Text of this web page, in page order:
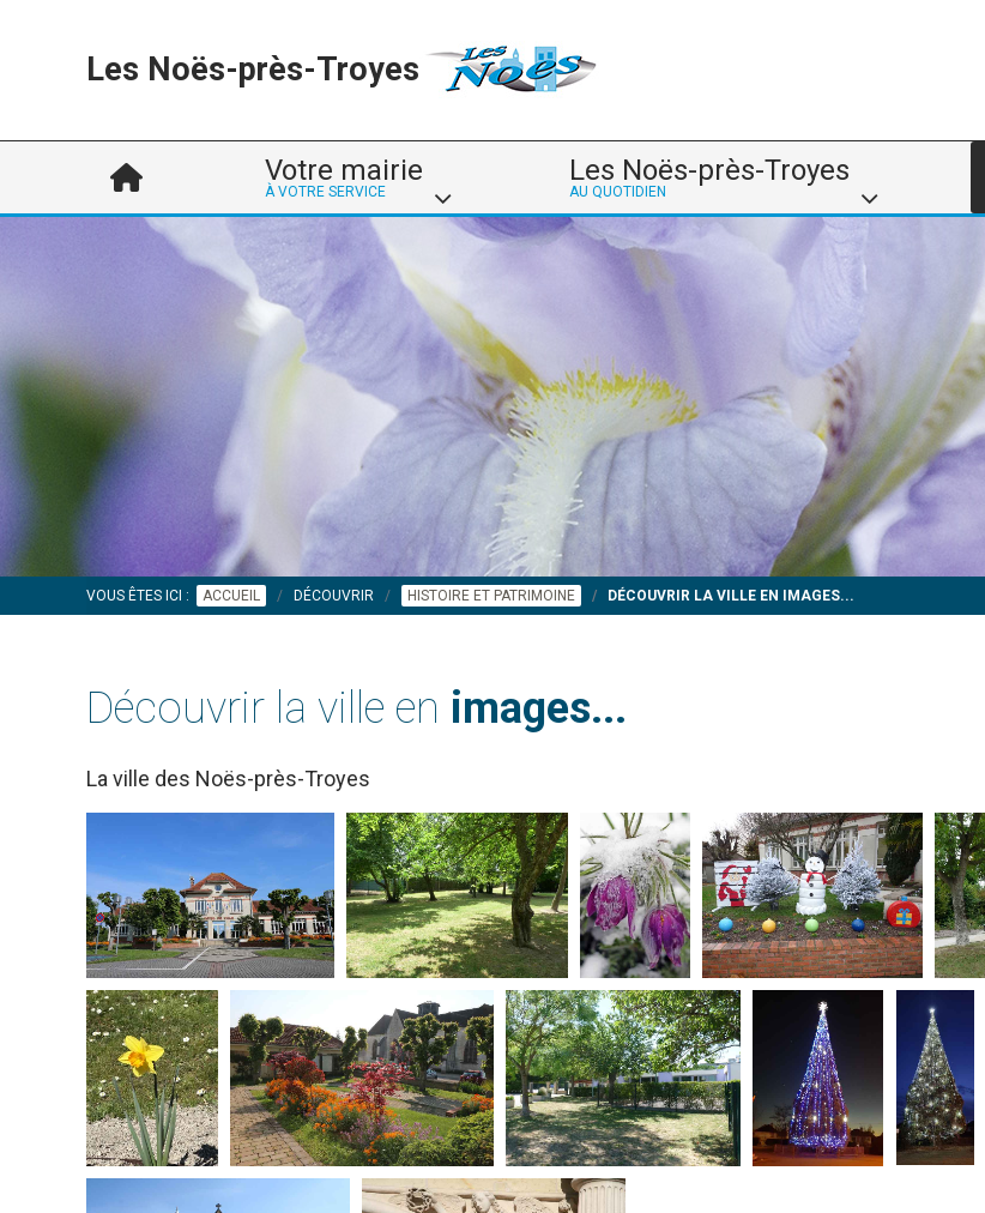
Les Noës-près-Troyes
Votre mairie
À VOTRE SERVICE
Les Noës-près-Troyes
AU QUOTIDIEN
VOUS ÊTES ICI : ACCUEIL DÉCOUVRIR HISTOIRE ET PATRIMOINE DÉCOUVRIR LA VILLE EN IMAGES...
Découvrir la ville en images...
La ville des Noës-près-Troyes